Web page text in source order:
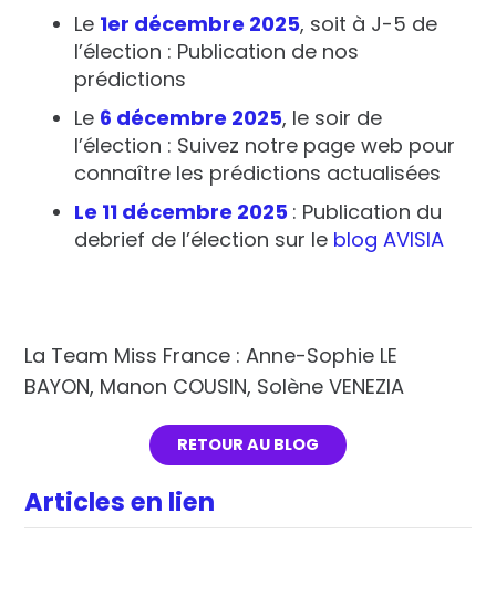
Le 1er décembre 2025, soit à J-5 de
l’élection : Publication de nos
prédictions
Le 6 décembre 2025, le soir de
l’élection : Suivez notre page web pour
connaître les prédictions actualisées
Le 11 décembre 2025 : Publication du
debrief de l’élection sur le blog AVISIA
La Team Miss France : Anne-Sophie LE
BAYON, Manon COUSIN, Solène VENEZIA
RETOUR AU BLOG
Articles en lien